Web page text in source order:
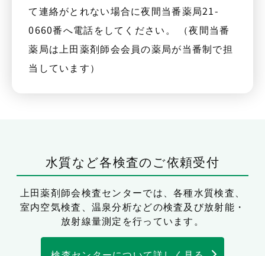
て連絡がとれない場合に夜間当番薬局21-
0660番へ電話をしてください。 （夜間当番
薬局は上田薬剤師会会員の薬局が当番制で担
当しています）
水質など各検査のご依頼受付
上田薬剤師会検査センターでは、各種水質検査、
室内空気検査、温泉分析などの検査及び放射能・
放射線量測定を行っています。